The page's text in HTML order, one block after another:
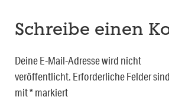
Schreibe einen
Deine E-Mail-Adresse wird nicht
veröffentlicht. Erforderliche Felder sind
mit*markiert